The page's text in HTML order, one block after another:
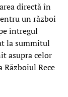
directă în
un război
întregul
la summitul
asupra celor
Rece